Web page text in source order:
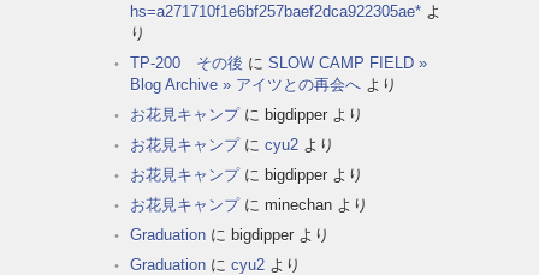
hs=a271710f1e6bf257baef2dca922305ae* よ
り
TP-200 その後 に SLOW CAMP FIELD »
Blog Archive » アイツとの再会へ より
お花見キャンプに bigdipper より
お花見キャンプに cyu2 より
お花見キャンプに bigdipper より
お花見キャンプに minechan より
Graduation に bigdipper より
Graduation に cyu2 より